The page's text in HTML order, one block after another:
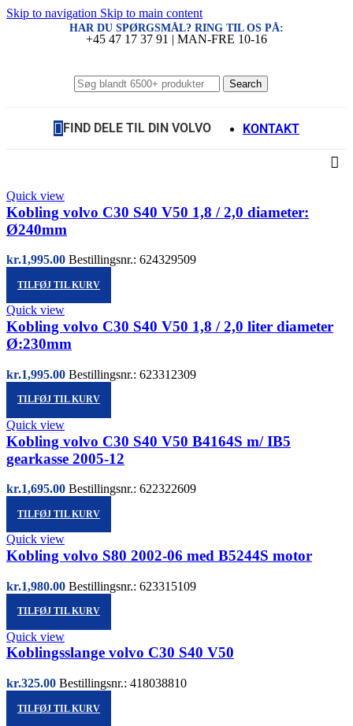
Skip to navigation Skip to main content
HAR DU SPØRGSMÅL? RING TIL OS PÅ:
+45 47 17 37 91 | MAN-FRE 10-16
Search
FIND DELE TIL DIN VOLVO KONTAKT
Quick view
Kobling volvo C30 S40 V50 1,8 / 2,0 diameter:
Ø240mm
kr.1,995.00 Bestillingsnr.: 624329509
TILFØJ TIL KURV
Quick view
Kobling volvo C30 S40 V50 1,8 / 2,0 liter diameter
Ø:230mm
kr.1,995.00 Bestillingsnr.: 623312309
TILFØJ TIL KURV
Quick view
Kobling volvo C30 S40 V50 B4164S m/ IB5
gearkasse 2005-12
kr.1,695.00 Bestillingsnr.: 622322609
TILFØJ TIL KURV
Quick view
Kobling volvo S80 2002-06 med B5244S motor
kr.1,980.00 Bestillingsnr.: 623315109
TILFØJ TIL KURV
Quick view
Koblingsslange volvo C30 S40 V50
kr.325.00 Bestillingsnr.: 418038810
TILFØJ TIL KURV